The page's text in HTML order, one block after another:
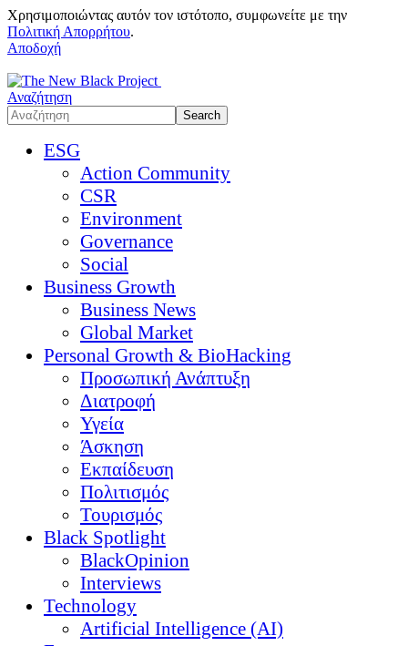
Χρησιμοποιώντας αυτόν τον ιστότοπο, συμφωνείτε με την
Πολιτική Απορρήτου.
Αποδοχή
Αναζήτηση
ESG
Action Community
CSR
Environment
Governance
Social
Business Growth
Business News
Global Market
Personal Growth & BioHacking
Προσωπική Ανάπτυξη
Διατροφή
Υγεία
Άσκηση
Εκπαίδευση
Πολιτισμός
Τουρισμός
Black Spotlight
BlackOpinion
Interviews
Technology
Artificial Intelligence (AI)